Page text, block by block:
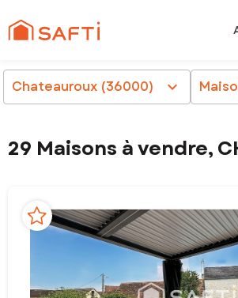
Chateauroux (36000) chevron_right
29 Maisons à vendre,